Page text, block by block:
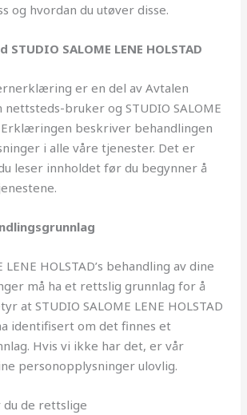
og hvordan du utøver disse.
SALOME LENE HOLSTAD
er en del av Avtalen
bruker og STUDIO SALOME
Erklæringen beskriver behandlingen
i alle våre tjenester. Det er
leser innholdet før du begynner å
LENE HOLSTAD’s behandling av dine
må ha et rettslig grunnlag for å
at STUDIO SALOME LENE HOLSTAD
identifisert om det finnes et
Hvis vi ikke har det, er vår
personopplysninger ulovlig.
de rettslige